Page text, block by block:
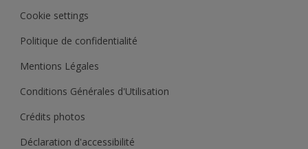
Cookie settings
Politique de confidentialité
Mentions Légales
Conditions Générales d'Utilisation
Crédits photos
Déclaration d'accessibilité